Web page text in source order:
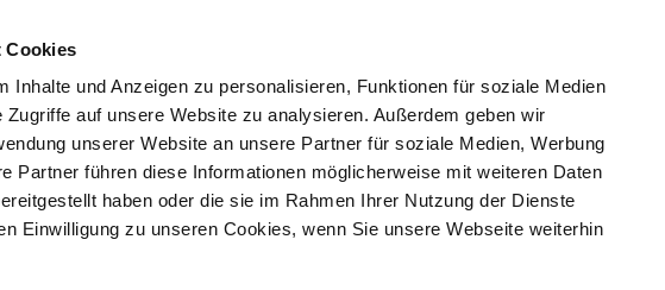
Cookies
Inhalte und Anzeigen zu personalisieren, Funktionen für soziale Medien
Zugriffe auf unsere Website zu analysieren. Außerdem geben wir
unserer Website an unsere Partner für soziale Medien, Werbung
Partner führen diese Informationen möglicherweise mit weiteren Daten
haben oder die sie im Rahmen Ihrer Nutzung der Dienste
Einwilligung zu unseren Cookies, wenn Sie unsere Webseite weiterhin